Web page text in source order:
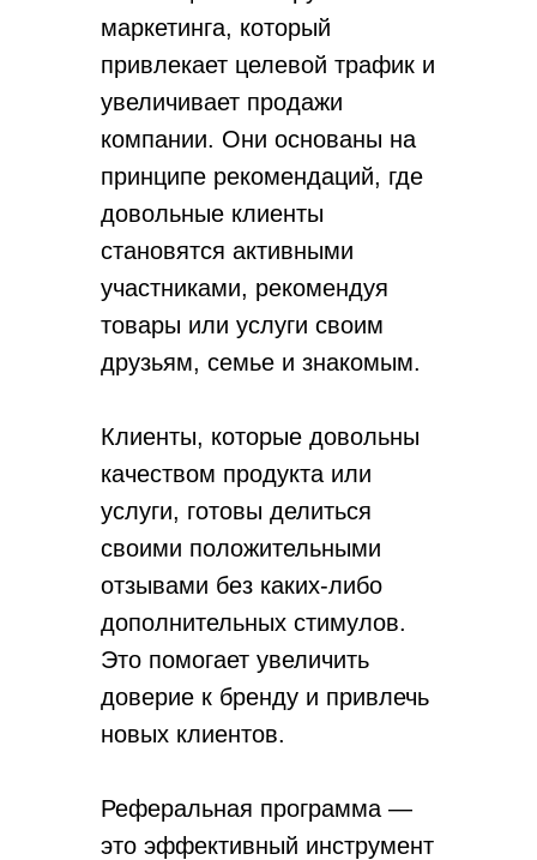
рекомендовать вас, если получат
положительный опыт покупки.
удовлетворенности клиентов
используйте Google Alerts, чтобы
следить за отзывами и
комментариями.
маркетинга, который
привлекает целевой трафик и
увеличивает продажи
компании. Они основаны на
принципе рекомендаций, где
довольные клиенты
становятся активными
участниками, рекомендуя
товары или услуги своим
друзьям, семье и знакомым.
Клиенты, которые довольны
качеством продукта или
услуги, готовы делиться
своими положительными
отзывами без каких-либо
дополнительных стимулов.
Это помогает увеличить
доверие к бренду и привлечь
новых клиентов.
Реферальная программа —
это эффективный инструмент